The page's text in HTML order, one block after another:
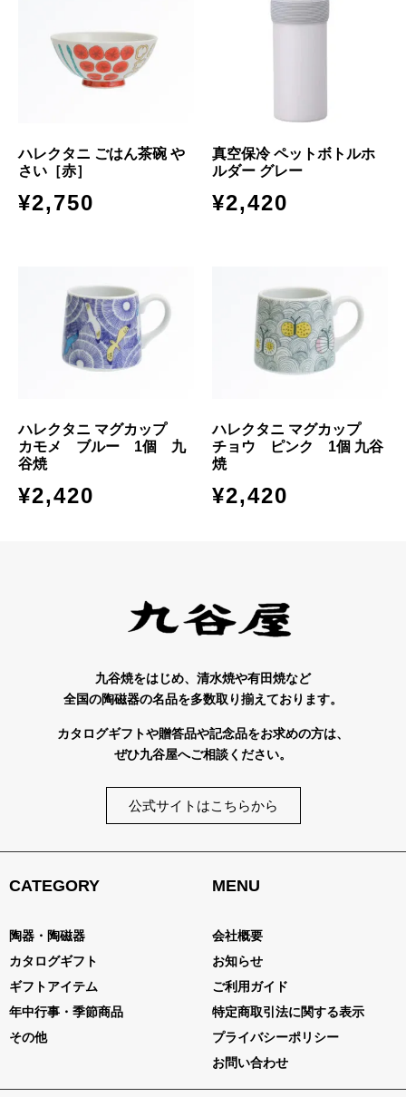
ハレクタニ ごはん茶碗 や
さい［赤］
¥2,750
真空保冷 ペットボトルホ
ルダー グレー
¥2,420
ハレクタニ マグカップ
カモメ ブルー 1個 九
谷焼
¥2,420
ハレクタニ マグカップ
チョウ ピンク 1個 九谷
焼
¥2,420
九谷焼をはじめ、清水焼や有田焼など
全国の陶磁器の名品を多数取り揃えております。
カタログギフトや贈答品や記念品をお求めの方は、
ぜひ九谷屋へご相談ください。
公式サイトはこちらから
CATEGORY
陶器・陶磁器
カタログギフト
ギフトアイテム
年中行事・季節商品
その他
MENU
会社概要
お知らせ
ご利用ガイド
特定商取引法に関する表示
プライバシーポリシー
お問い合わせ